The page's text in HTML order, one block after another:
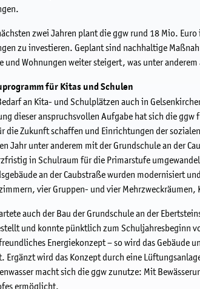
zwei Jahren plant die ggw rund 18 Mio.
zu investieren. Geplant sind nachhaltige
und Wohnungen weiter steigert, was unter
für Kitas und Schulen
an Kita- und Schulplätzen auch in
dieser anspruchsvollen Aufgabe hat sich die
die Zukunft schaffen und Einrichtungen der
Jahr unter anderem mit der Grundschule an der
in Schulraum für die Primarstufe
an der Caubstraße wurden modernisiert
vier Gruppen- und vier
auch der Bau der Grundschule an der
und konnte pünktlich zum Schuljahresbeginn
Energiekonzept – so wird das Gebäude
Ergänzt wird das Konzept durch eine
macht sich die ggw zunutze: Mit
ermöglicht.